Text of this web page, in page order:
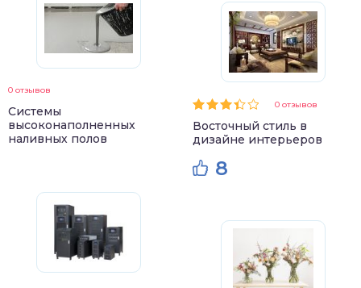
0 отзывов
Системы
высоконаполненных
наливных полов
0 отзывов
Восточный стиль в
дизайне интерьеров
8